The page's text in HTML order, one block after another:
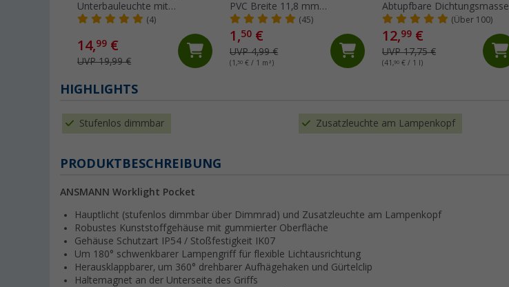
Unterbauleuchte mit
Bewegungssensor 2er-Set 32
(4)
14,99 €
UVP 19,99 €
PVC Breite 11,8 mm
Meterware schwarz
(45)
1,50 €
UVP 4,99 €
(1,50 € / 1 m²)
Abtupfbare Dichtungsmasse
310 ml hellgrau (Über 100)
12,99 €
UVP 17,75 €
(41,90 € / 1 l)
HIGHLIGHTS
Stufenlos dimmbar Zusatzleuchte am Lampenkopf
PRODUKTBESCHREIBUNG
ANSMANN Worklight Pocket
Hauptlicht (stufenlos dimmbar über Dimmrad) und Zusatzleuchte am Lampenkopf
Robustes Kunststoffgehäuse mit gummierter Oberfläche
Gehäuse Schutzart IP54 / Stoßfestigkeit IK07
Um 180° schwenkbarer Lampengriff für flexible Lichtausrichtung
Herausklappbarer, um 360° drehbarer Aufhägehaken und Gürtelclip
Haltemagnet an der Unterseite des Griffs